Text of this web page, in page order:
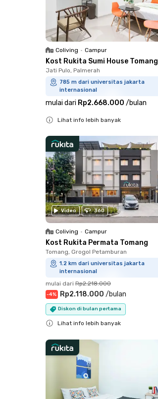
Coliving • Campur
Kost Rukita Sumi House Tomang
Jati Pulo, Palmerah
785 m dari universitas jakarta
internasional
mulai dari Rp2.668.000 /bulan
Lihat info lebih banyak
Video 360
Coliving • Campur
Kost Rukita Permata Tomang
Tomang, Grogol Petamburan
1.2 km dari universitas jakarta
internasional
mulai dari Rp2.218.000
-4% Rp2.118.000 /bulan
Diskon di bulan pertama
Lihat info lebih banyak